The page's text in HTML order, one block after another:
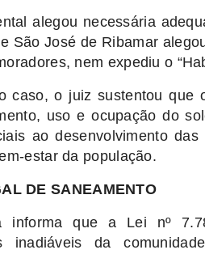
alegou necessária
São José de Ribamar
nem expediu o
caso, o juiz sustentou que
uso e ocupação do
ao desenvolvimento
estar da população.
DE SANEAMENTO
que a Lei nº
inadiáveis da